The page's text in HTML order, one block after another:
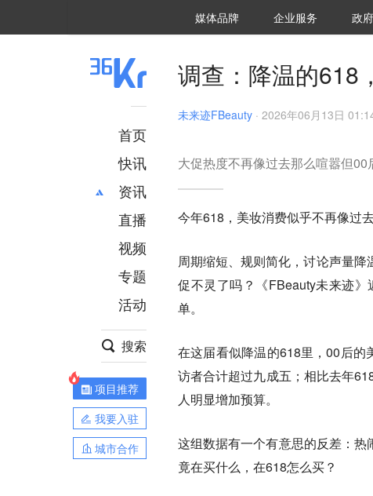
媒体品牌 36Kr研究院
企业服务 城
政
首页
快讯
资讯
推荐
财经
项目推荐
安徽
直播
视频
专题
活动
搜索
项目推荐
我要入驻
城市合作
调查：降温的618
未来迹FBeauty · 2026年06月13日
大促热度不再像过去那么喧嚣但00
今年618，美妆消费似乎不再像过去
周期缩短、规则简化，讨论声量
促不灵了吗？《FBeauty未来迹
单。
在这届看似降温的618里，00后
访者合计超过九成五；相比去年
人明显增加预算。
这组数据有一个有意思的反差：
竟在买什么，在618怎么买？